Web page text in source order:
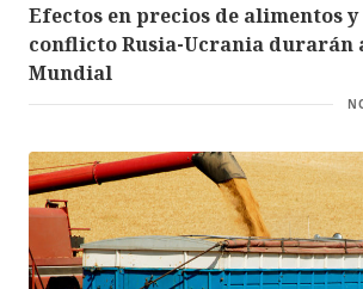
Efectos en precios de alimentos
conflicto Rusia-Ucrania durarán
Mundial